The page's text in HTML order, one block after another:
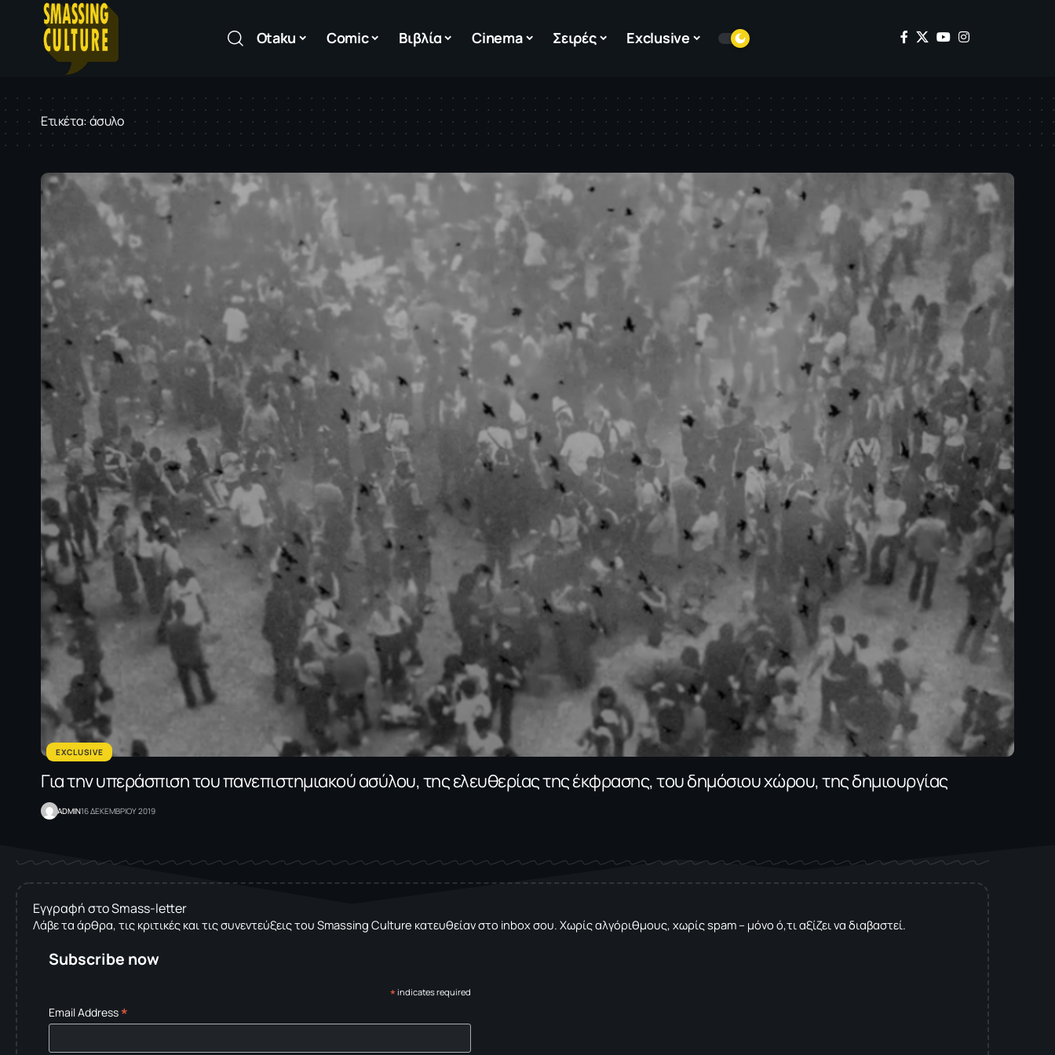
Otaku Comic Βιβλία Cinema Σειρές Exclusive
Ετικέτα:άσυλο
EXCLUSIVE
Για την υπεράσπιση του πανεπιστημιακού ασύλου, της ελευθερίας της έκφρασης, του δημόσιου χώρου, της δημιουργίας
ADMIN16 ΔΕΚΕΜΒΡΙΟΥ 2019
Εγγραφή στο Smass-letter
Λάβε τα άρθρα, τις κριτικές και τις συνεντεύξεις του Smassing Culture κατευθείαν στο inbox σου. Χωρίς αλγόριθμους, χωρίς spam – μόνο ό,τι αξίζει να διαβαστεί.
Subscribe now
* indicates required
Email Address*